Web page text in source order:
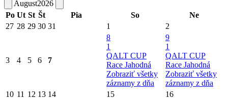
August2026
Po Ut St Št Pia So
Ne
27 28 29 30 31 1 2
3 4 5 6 7
8
1
QALT CUP
Race Jahodná
Zobraziť všetky
záznamy z dňa
9
1
QALT CUP
Race Jahodná
Zobraziť všetky
záznamy z dňa
10 11 12 13 14 15 16